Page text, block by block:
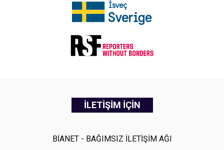
İLETİŞİM İÇİN
BİANET - BAĞIMSIZ İLETİŞİM AĞI